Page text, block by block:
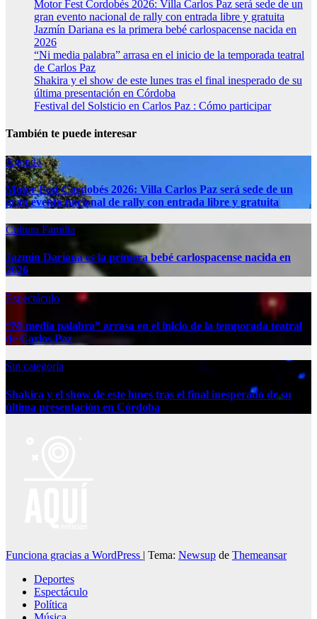
Motor Fest Cordobés 2026: Villa Carlos Paz será sede de un
gran evento nacional de rally con entrada libre y gratuita
Jazmín Dariana es la primera bebé carlospacense nacida en
2026
“Ni media palabra” arrasa en el inicio de la temporada teatral
de Carlos Paz
Shakira y el show de este lunes tras el final inesperado de su
última presentación en Córdoba
Festival del Solsticio en Carlos Paz : Cómo participar
También te puede interesar
Agenda
Motor Fest Cordobés 2026: Villa Carlos Paz será sede de un
gran evento nacional de rally con entrada libre y gratuita
Cultura Familia
Jazmín Dariana es la primera bebé carlospacense nacida en
2026
Espectáculo
“Ni media palabra” arrasa en el inicio de la temporada teatral
de Carlos Paz
Sin categoría
Shakira y el show de este lunes tras el final inesperado de su
última presentación en Córdoba
Funciona gracias a WordPress | Tema: Newsup de Themeansar
Deportes
Espectáculo
Política